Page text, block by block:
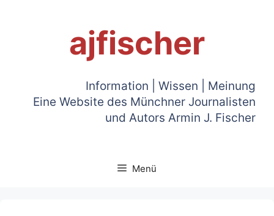
ajfischer
Information | Wissen | Meinung
Eine Website des Münchner Journalisten
und Autors Armin J. Fischer
Menü